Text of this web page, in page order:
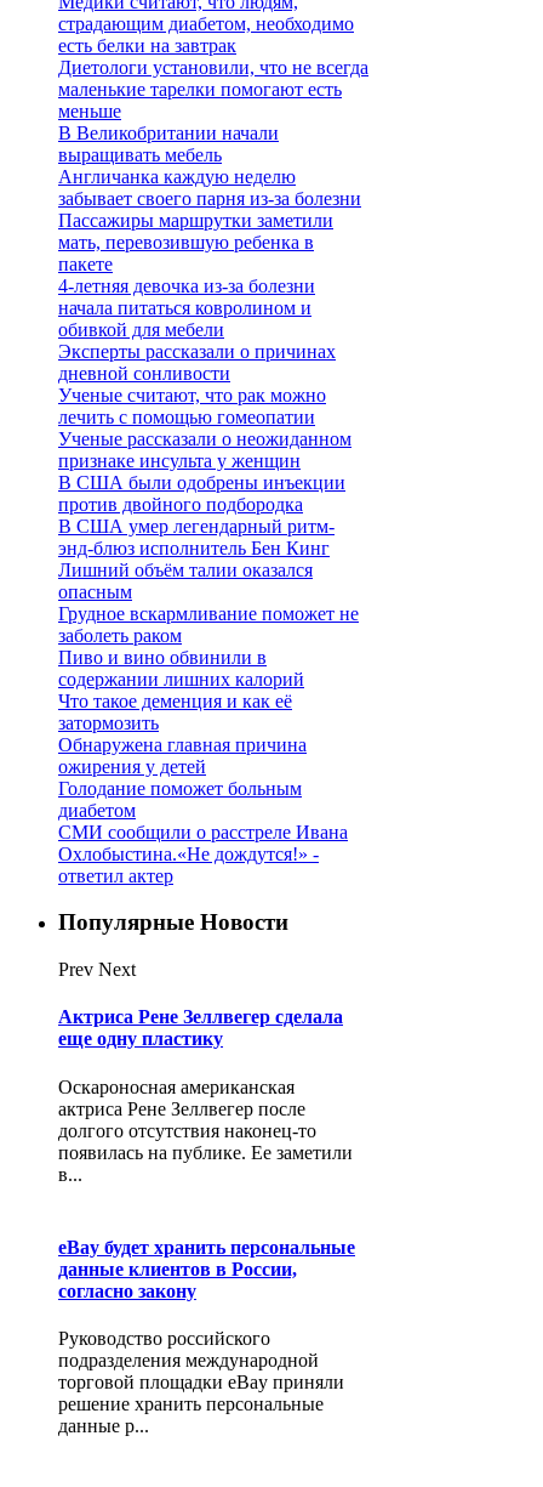
страдающим диабетом, необходимо
есть белки на завтрак
Диетологи установили, что не всегда
маленькие тарелки помогают есть
меньше
В Великобритании начали
выращивать мебель
Англичанка каждую неделю
забывает своего парня из-за болезни
Пассажиры маршрутки заметили
мать, перевозившую ребенка в
пакете
4-летняя девочка из-за болезни
начала питаться ковролином и
обивкой для мебели
Эксперты рассказали о причинах
дневной сонливости
Ученые считают, что рак можно
лечить с помощью гомеопатии
Ученые рассказали о неожиданном
признаке инсульта у женщин
В США были одобрены инъекции
против двойного подбородка
В США умер легендарный ритм-
энд-блюз исполнитель Бен Кинг
Лишний объём талии оказался
опасным
Грудное вскармливание поможет не
заболеть раком
Пиво и вино обвинили в
содержании лишних калорий
Что такое деменция и как её
затормозить
Обнаружена главная причина
ожирения у детей
Голодание поможет больным
диабетом
СМИ сообщили о расстреле Ивана
Охлобыстина.«Не дождутся!» -
ответил актер
Популярные Новости
Prev Next
Актриса Рене Зеллвегер сделала
еще одну пластику
Оскароносная американская
актриса Рене Зеллвегер после
долгого отсутствия наконец-то
появилась на публике. Ее заметили
в...
eBay будет хранить персональные
данные клиентов в России,
согласно закону
Руководство российского
подразделения международной
торговой площадки eBay приняли
решение хранить персональные
данные р...